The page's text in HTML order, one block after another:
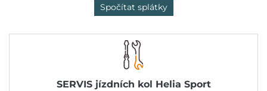
Spočítat splátky
SERVIS jízdních kol Helia Sport